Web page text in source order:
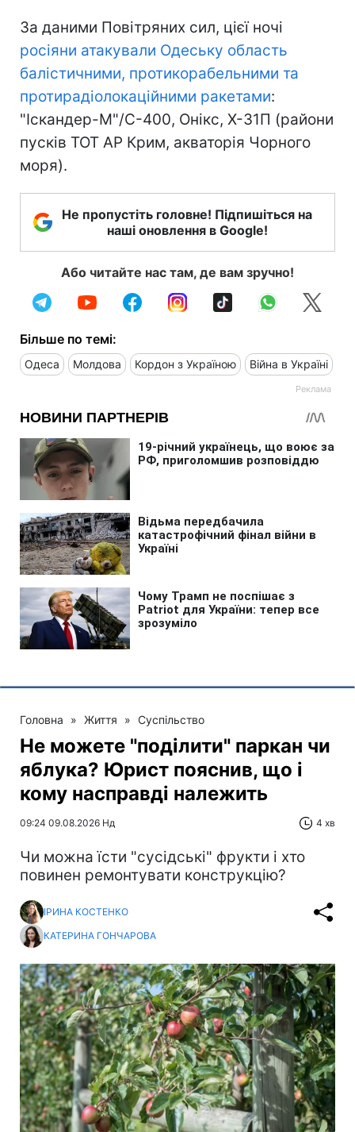
За даними Повітряних сил, цієї ночі
росіяни атакували Одеську область
балістичними, протикорабельними та
протирадіолокаційними ракетами:
"Іскандер-М"/С-400, Онікс, Х-31П (райони
пусків ТОТ АР Крим, акваторія Чорного
моря).
Не пропустіть головне! Підпишіться на
наші оновлення в Google!
Або читайте нас там, де вам зручно!
Більше по темі:
Одеса Молдова Кордон з Україною Війна в Україні
Головна » Життя » Суспільство
Не можете "поділити" паркан чи
яблука? Юрист пояснив, що і
кому насправді належить
09:24 09.08.2026 Нд 4 хв
Чи можна їсти "сусідські" фрукти і хто
повинен ремонтувати конструкцію?
ІРИНА КОСТЕНКО
КАТЕРИНА ГОНЧАРОВА